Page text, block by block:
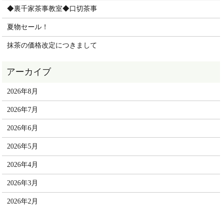
◆裏千家茶事教室◆口切茶事
夏物セール！
抹茶の価格改定につきまして
2026年8月
2026年7月
2026年6月
2026年5月
2026年4月
2026年3月
2026年2月